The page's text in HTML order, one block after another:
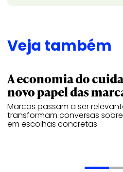
Veja também
A economia do
novo papel das
Marcas passam a ser
transformam conversas
em escolhas concretas